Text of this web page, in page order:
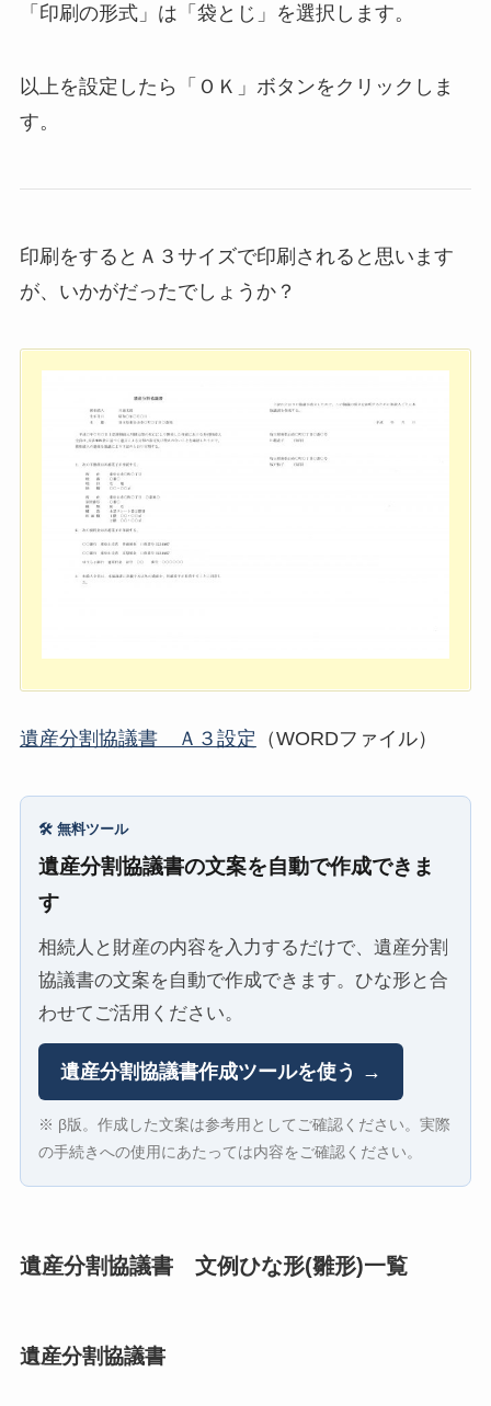
「印刷の形式」は「袋とじ」を選択します。
以上を設定したら「ＯＫ」ボタンをクリックしま
す。
印刷をするとＡ３サイズで印刷されると思います
が、いかがだったでしょうか？
遺産分割協議書 Ａ３設定 （WORDファイル）
🛠️ 無料ツール
遺産分割協議書の文案を自動で作成できま
す
相続人と財産の内容を入力するだけで、遺産分割
協議書の文案を自動で作成できます。ひな形と合
わせてご活用ください。
遺産分割協議書作成ツールを使う →
※ β版。作成した文案は参考用としてご確認ください。実際
の手続きへの使用にあたっては内容をご確認ください。
遺産分割協議書 文例ひな形(雛形)一覧
遺産分割協議書